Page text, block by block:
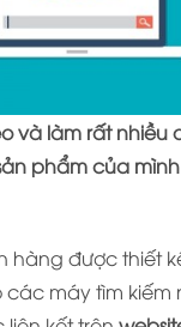
và làm rất nhiều
phẩm của
hàng được thiết
các máy tìm kiếm